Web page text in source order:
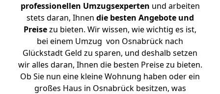
professionellen Umzugsexperten und arbeiten
stets daran, Ihnen die besten Angebote und
Preisezu bieten. Wir wissen, wie wichtig es ist,
bei einem Umzug von Osnabrück nach
Glückstadt Geld zu sparen, und deshalb setzen
wir alles daran, Ihnen die besten Preise zu bieten.
Ob Sie nun eine kleine Wohnung haben oder ein
großes Haus in Osnabrück besitzen, was